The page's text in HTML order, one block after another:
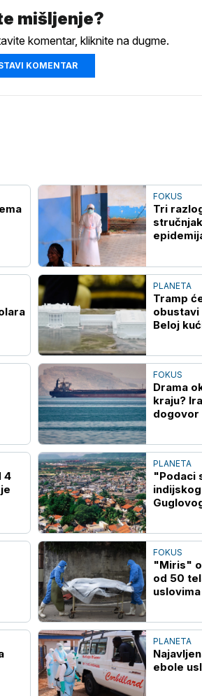
mišljenje?
komentar, kliknite na dugme.
KOMENTAR
FOKUS
Tri
PLANETA
Tramp
obustavi
Beloj
FOKUS
Drama
kraju?
dogovor
4
PLANETA
"Podaci
FOKUS
"Miris"
od 50
PLANETA
ebole